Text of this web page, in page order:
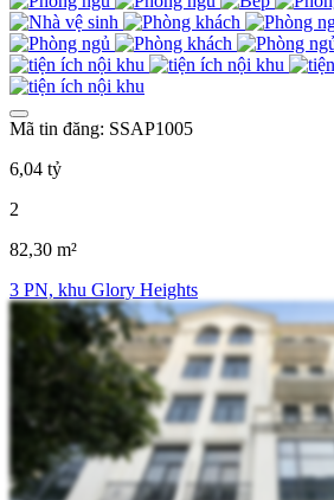
Mã tin đăng: SSAP1005
6,04 tỷ
2
82,30 m²
3 PN, khu Glory Heights